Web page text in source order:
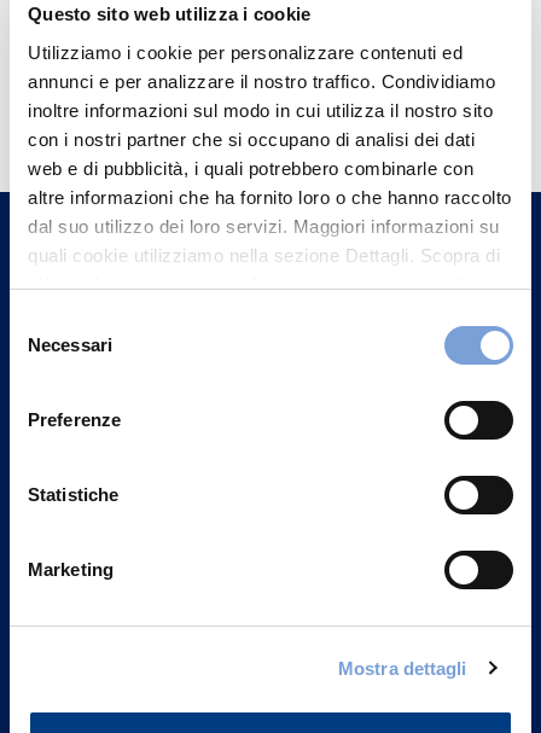
Questo sito web utilizza i cookie
Utilizziamo i cookie per personalizzare contenuti ed
annunci e per analizzare il nostro traffico. Condividiamo
inoltre informazioni sul modo in cui utilizza il nostro sito
con i nostri partner che si occupano di analisi dei dati
web e di pubblicità, i quali potrebbero combinarle con
altre informazioni che ha fornito loro o che hanno raccolto
dal suo utilizzo dei loro servizi. Maggiori informazioni su
quali cookie utilizziamo nella sezione Dettagli. Scopra di
più su chi siamo, come può contattarci e come trattiamo i
può trovare nel footer del sito nella sezione "Informativa
delNecessari
Preferenze
Statistiche
Marketing
Mostra dettagli
Hai bisogno di
informazioni?
Trova l'Agenzia più vicina a te e parla con
un nostro Agente.
20149 Milano